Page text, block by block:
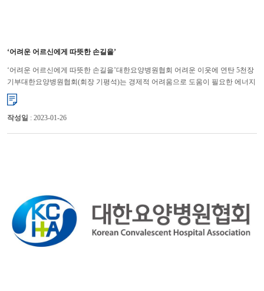
‘어려운 어르신에게 따뜻한 손길을’
‘어려운 어르신에게 따뜻한 손길을’대한요양병원협회 어려운 이웃에 연탄 5천장
기부대한요양병원협회(회장 기평석)는 경제적 어려움으로 도움이 필요한 에너지
취약계층을 돕기 위해 (사)따뜻한 한반도 사랑의 연탄나눔운...
작성일 : 2023-01-26